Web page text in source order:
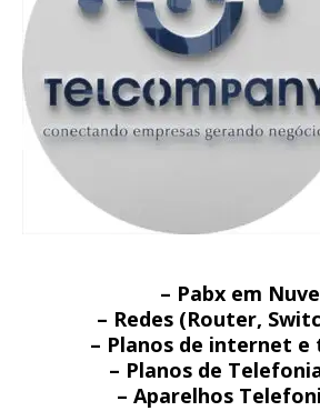
– Pabx em
– Redes (Router,
– Planos de internet
– Planos de
– Aparelhos